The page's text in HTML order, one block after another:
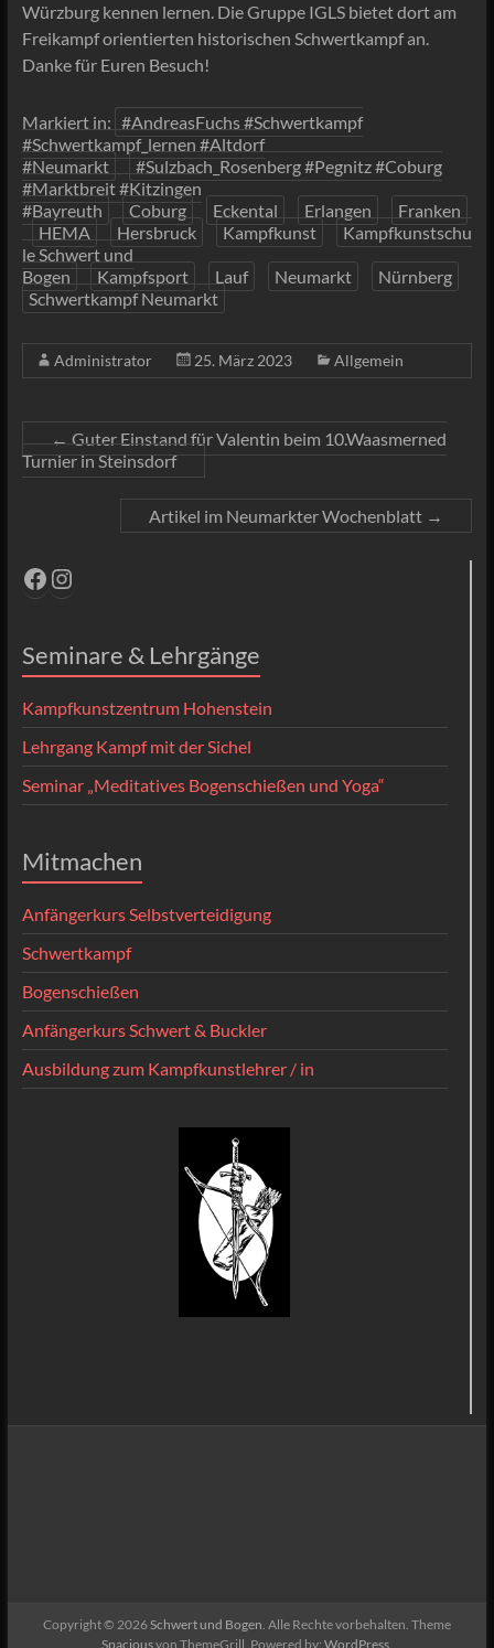
Würzburg kennen lernen. Die Gruppe IGLS bietet dort am
Freikampf orientierten historischen Schwertkampf an.
Danke für Euren Besuch!
Markiert in: #AndreasFuchs #Schwertkampf
#Schwertkampf_lernen #Altdorf
#Neumarkt
#Sulzbach_Rosenberg #Pegnitz #Coburg
#Marktbreit #Kitzingen
#Bayreuth
Coburg Eckental Erlangen
Franken
HEMA
Hersbruck Kampfkunst
Kampfkunstschu
le Schwert und
Bogen
Kampfsport Lauf Neumarkt
Nürnberg
Schwertkampf Neumarkt
Administrator 25. März 2023 Allgemein
←Guter Einstand für Valentin beim 10.Waasmerned
Turnier in Steinsdorf
Artikel im Neumarkter Wochenblatt →
Facebook
Instagram
Seminare & Lehrgänge
Kampfkunstzentrum Hohenstein
Lehrgang Kampf mit der Sichel
Seminar „Meditatives Bogenschießen und Yoga“
Mitmachen
Anfängerkurs Selbstverteidigung
Schwertkampf
Bogenschießen
Anfängerkurs Schwert & Buckler
Ausbildung zum Kampfkunstlehrer / in
Copyright © 2026Schwert und Bogen. Alle Rechte vorbehalten. Theme
Spaciousvon ThemeGrill. Powered by: WordPress.